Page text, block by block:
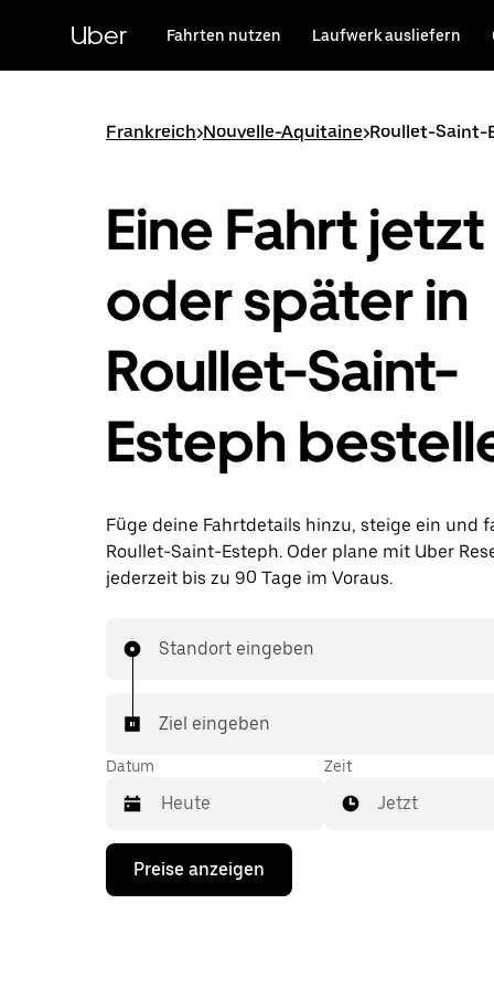
HauptinhaltUber Fahrten nutzen Laufwerk ausliefern
Frankreich>Nouvelle-Aquitaine>Roullet-Saint-
Eine Fahrt jetzt
oder später in
Roullet-Saint-
Esteph
Füge deine Fahrtdetails hinzu, steige ein und
Roullet-Saint-Esteph. Oder plane mit Uber
jederzeit bis zu 90 Tage im Voraus.
Standort eingeben
Ziel eingeben
Datum
Drücke
Nach-
Zeit
Jetzt
Preise anzeigen